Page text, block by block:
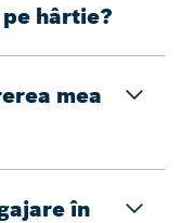
hârtie?
mea
în